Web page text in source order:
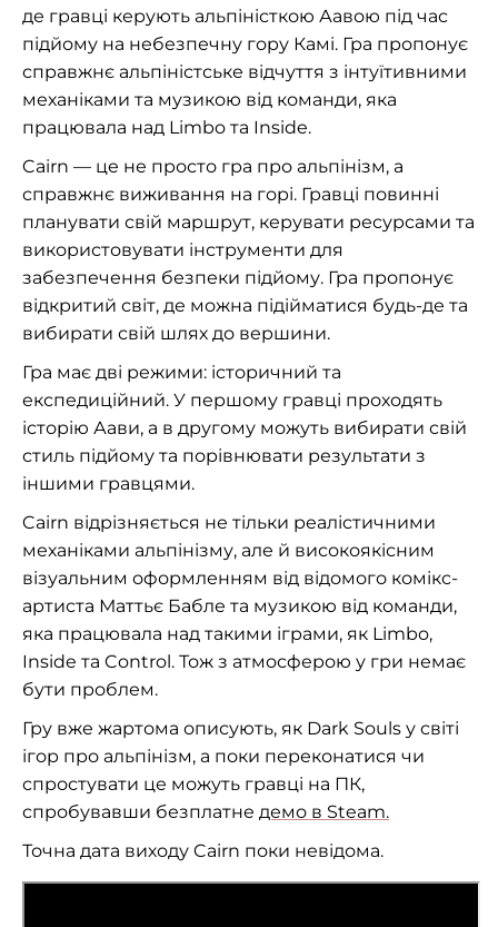
де гравці керують альпіністкою Аавою під час
підйому на небезпечну гору Камі. Гра пропонує
справжнє альпіністське відчуття з інтуїтивними
механіками та музикою від команди, яка
працювала над Limbo та Inside.
Cairn — це не просто гра про альпінізм, а
справжнє виживання на горі. Гравці повинні
планувати свій маршрут, керувати ресурсами та
використовувати інструменти для
забезпечення безпеки підйому. Гра пропонує
відкритий світ, де можна підійматися будь-де та
вибирати свій шлях до вершини.
Гра має дві режими: історичний та
експедиційний. У першому гравці проходять
історію Аави, а в другому можуть вибирати свій
стиль підйому та порівнювати результати з
іншими гравцями.
Cairn відрізняється не тільки реалістичними
механіками альпінізму, але й високоякісним
візуальним оформленням від відомого комікс-
артиста Маттьє Бабле та музикою від команди,
яка працювала над такими іграми, як Limbo,
Inside та Control. Тож з атмосферою у гри немає
бути проблем.
Гру вже жартома описують, як Dark Souls у світі
ігор про альпінізм, а поки переконатися чи
спростувати це можуть гравці на ПК,
спробувавши безплатне демо в Steam.
Точна дата виходу Cairn поки невідома.